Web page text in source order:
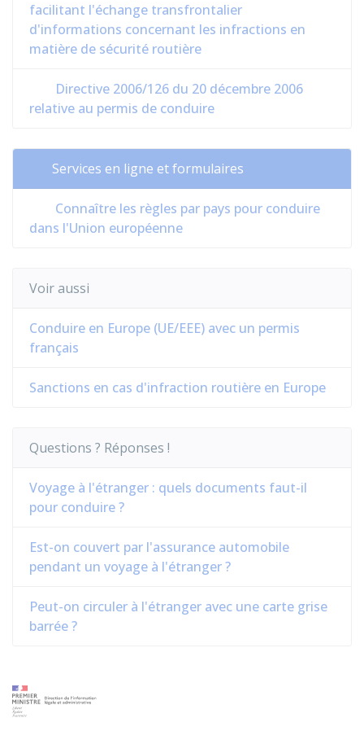
facilitant l'échange transfrontalier
d'informations concernant les infractions en
matière de sécurité routière
Directive 2006/126 du 20 décembre 2006
relative au permis de conduire
Services en ligne et formulaires
Connaître les règles par pays pour conduire
dans l'Union européenne
Voir aussi
Conduire en Europe (UE/EEE) avec un permis
français
Sanctions en cas d'infraction routière en Europe
Questions ? Réponses !
Voyage à l'étranger : quels documents faut-il
pour conduire ?
Est-on couvert par l'assurance automobile
pendant un voyage à l'étranger ?
Peut-on circuler à l'étranger avec une carte grise
barrée ?